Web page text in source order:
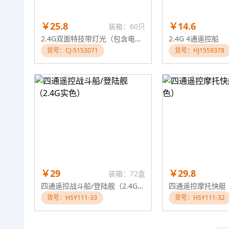
￥25.8
装箱：60只
2.4G双面特技带灯光（包含电池）
货号：CJ-5153071
￥14.6
2.4G 4通遥控船
货号：HJ1559378
￥29
装箱：72盒
四通遥控战斗船/登陆舰（2.4G实色）
货号：HSY111-33
￥29.8
四通遥控摩托快艇
货号：HSY111-32